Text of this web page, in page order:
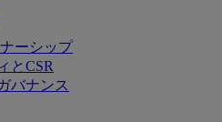
ーシップ
とCSR
バナンス